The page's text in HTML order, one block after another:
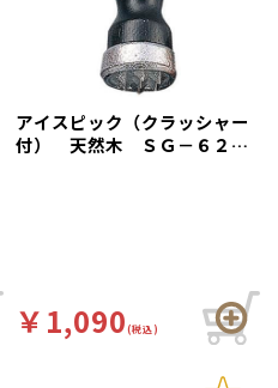
アイスピック（クラッシャー
付） 天然木 ＳＧ－６２
￥1,090(税込)